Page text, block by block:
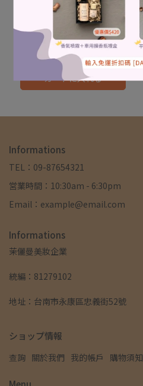
三入8折後單瓶$398｜結帳
系統自動折
Morima 玫瑰依蘭養護髮妝
保養油
NT$498
カートに入れる
Informations
TEL：09-87654321
営業時間：10:30am - 6:30pm
Email：example@email.com
Informations
茉儷曼美妝企業
統編：81279102
地址：台南市永康區忠義街52號
ショップ情報
查詢 關於我們 我的帳戶 購物須知